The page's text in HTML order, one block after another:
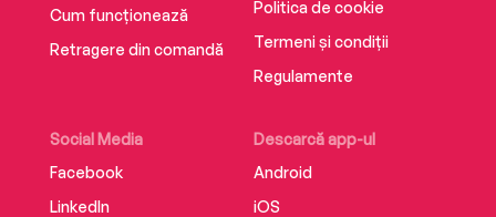
Cum funcționează
Retragere din comandă
Social Media
Facebook
LinkedIn
Descarcă app-ul
Android
iOS
Politica de cookie
Termeni și condiții
Regulamente